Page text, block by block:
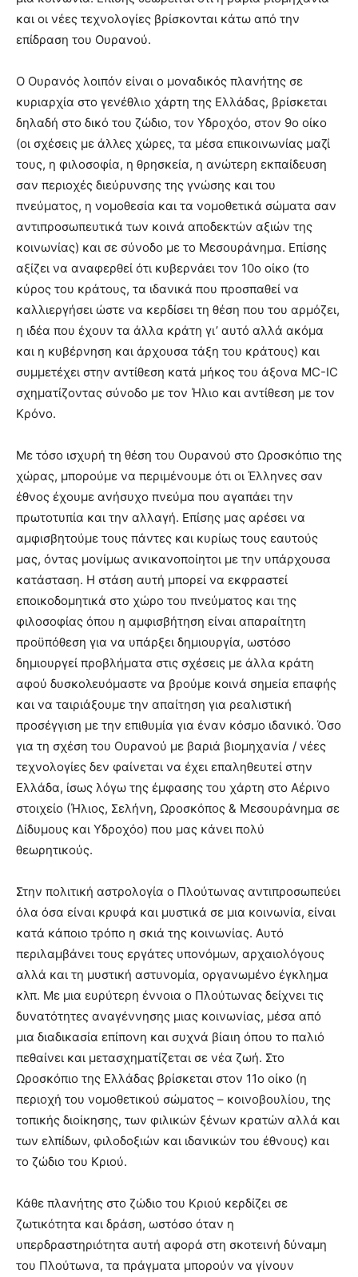
και οι νέες τεχνολογίες βρίσκονται κάτω από την
επίδραση του Ουρανού.
Ο Ουρανός λοιπόν είναι ο μοναδικός πλανήτης σε
κυριαρχία στο γενέθλιο χάρτη της Ελλάδας, βρίσκεται
δηλαδή στο δικό του ζώδιο, τον Υδροχόο, στον 9ο οίκο
(οι σχέσεις με άλλες χώρες, τα μέσα επικοινωνίας μαζί
τους, η φιλοσοφία, η θρησκεία, η ανώτερη εκπαίδευση
σαν περιοχές διεύρυνσης της γνώσης και του
πνεύματος, η νομοθεσία και τα νομοθετικά σώματα σαν
αντιπροσωπευτικά των κοινά αποδεκτών αξιών της
κοινωνίας) και σε σύνοδο με το Μεσουράνημα. Επίσης
αξίζει να αναφερθεί ότι κυβερνάει τον 10ο οίκο (το
κύρος του κράτους, τα ιδανικά που προσπαθεί να
καλλιεργήσει ώστε να κερδίσει τη θέση που του αρμόζει,
η ιδέα που έχουν τα άλλα κράτη γι’ αυτό αλλά ακόμα
και η κυβέρνηση και άρχουσα τάξη του κράτους) και
συμμετέχει στην αντίθεση κατά μήκος του άξονα MC-IC
σχηματίζοντας σύνοδο με τον Ήλιο και αντίθεση με τον
Κρόνο.
Με τόσο ισχυρή τη θέση του Ουρανού στο Ωροσκόπιο της
χώρας, μπορούμε να περιμένουμε ότι οι Έλληνες σαν
έθνος έχουμε ανήσυχο πνεύμα που αγαπάει την
πρωτοτυπία και την αλλαγή. Επίσης μας αρέσει να
αμφισβητούμε τους πάντες και κυρίως τους εαυτούς
μας, όντας μονίμως ανικανοποίητοι με την υπάρχουσα
κατάσταση. Η στάση αυτή μπορεί να εκφραστεί
εποικοδομητικά στο χώρο του πνεύματος και της
φιλοσοφίας όπου η αμφισβήτηση είναι απαραίτητη
προϋπόθεση για να υπάρξει δημιουργία, ωστόσο
δημιουργεί προβλήματα στις σχέσεις με άλλα κράτη
αφού δυσκολευόμαστε να βρούμε κοινά σημεία επαφής
και να ταιριάξουμε την απαίτηση για ρεαλιστική
προσέγγιση με την επιθυμία για έναν κόσμο ιδανικό. Όσο
για τη σχέση του Ουρανού με βαριά βιομηχανία / νέες
τεχνολογίες δεν φαίνεται να έχει επαληθευτεί στην
Ελλάδα, ίσως λόγω της έμφασης του χάρτη στο Αέρινο
στοιχείο (Ήλιος, Σελήνη, Ωροσκόπος & Μεσουράνημα σε
Δίδυμους και Υδροχόο) που μας κάνει πολύ
θεωρητικούς.
Στην πολιτική αστρολογία ο Πλούτωνας αντιπροσωπεύει
όλα όσα είναι κρυφά και μυστικά σε μια κοινωνία, είναι
κατά κάποιο τρόπο η σκιά της κοινωνίας. Αυτό
περιλαμβάνει τους εργάτες υπονόμων, αρχαιολόγους
αλλά και τη μυστική αστυνομία, οργανωμένο έγκλημα
κλπ. Με μια ευρύτερη έννοια ο Πλούτωνας δείχνει τις
δυνατότητες αναγέννησης μιας κοινωνίας, μέσα από
μια διαδικασία επίπονη και συχνά βίαιη όπου το παλιό
πεθαίνει και μετασχηματίζεται σε νέα ζωή. Στο
Ωροσκόπιο της Ελλάδας βρίσκεται στον 11ο οίκο (η
περιοχή του νομοθετικού σώματος – κοινοβουλίου, της
τοπικής διοίκησης, των φιλικών ξένων κρατών αλλά και
των ελπίδων, φιλοδοξιών και ιδανικών του έθνους) και
το ζώδιο του Κριού.
Κάθε πλανήτης στο ζώδιο του Κριού κερδίζει σε
ζωτικότητα και δράση, ωστόσο όταν η
υπερδραστηριότητα αυτή αφορά στη σκοτεινή δύναμη
του Πλούτωνα, τα πράγματα μπορούν να γίνουν